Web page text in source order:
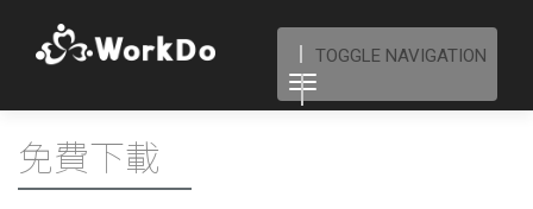
TOGGLE NAVIGATION
免費下載